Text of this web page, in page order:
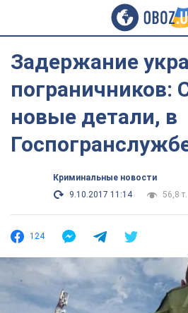
Задержание
пограничников:
новые детали, в
Криминальные новости
9.10.2017 11:14
56,8 т.
124